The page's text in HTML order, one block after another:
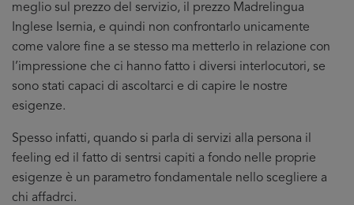
meglio sul prezzo del servizio, il prezzo Madrelingua
Inglese Isernia, e quindi non confrontarlo unicamente
come valore fine a se stesso ma metterlo in relazione con
l’impressione che ci hanno fatto i diversi interlocutori, se
sono stati capaci di ascoltarci e di capire le nostre
esigenze.
Spesso infatti, quando si parla di servizi alla persona il
feeling ed il fatto di sentrsi capiti a fondo nelle proprie
esigenze è un parametro fondamentale nello scegliere a
chi affadrci.